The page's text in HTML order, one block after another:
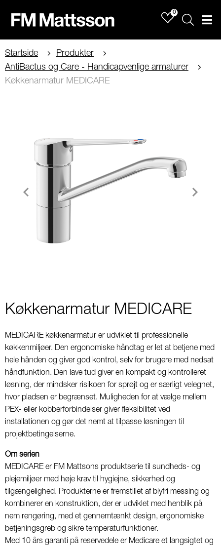
0
Sök
Startside
Produkter
AntiBactus og Care - Handicapvenlige armaturer
Køkkenarmatur MEDICARE
Køkkenarmatur MEDICARE
MEDICARE køkkenarmatur er udviklet til professionelle
køkkenmiljøer. Den ergonomiske håndtag er let at betjene med
hele hånden og giver god kontrol, selv for brugere med nedsat
håndfunktion. Den lave tud giver en kompakt og kontrolleret
løsning, der mindsker risikoen for sprøjt og er særligt velegnet,
hvor pladsen er begrænset. Muligheden for at vælge mellem
PEX- eller kobberforbindelser giver fleksibilitet ved
installationen og gør det nemt at tilpasse løsningen til
projektbetingelserne.
Om serien
MEDICARE er FM Mattsons produktserie til sundheds- og
plejemiljøer med høje krav til hygiejne, sikkerhed og
tilgængelighed. Produkterne er fremstillet af blyfri messing og
kombinerer en konstruktion, der er udviklet med henblik på
nem rengøring, med et gennemtænkt design, ergonomiske
betjeningsgreb og sikre temperaturfunktioner.
Med 10 års garanti på reservedele er Medicare et langsigtet og